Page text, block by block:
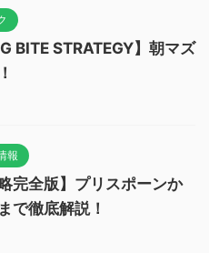
BITE STRATEGY】朝マズ
報
完全版】プリスポーンか
で徹底解説！